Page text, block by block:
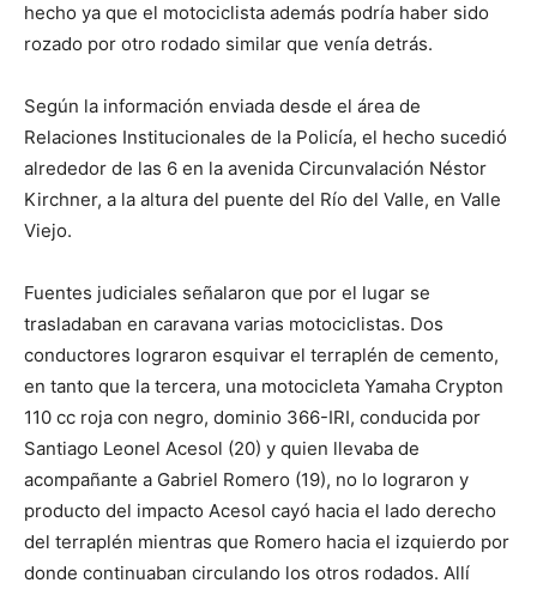
hecho ya que el motociclista además podría haber sido
rozado por otro rodado similar que venía detrás.
Según la información enviada desde el área de
Relaciones Institucionales de la Policía, el hecho sucedió
alrededor de las 6 en la avenida Circunvalación Néstor
Kirchner, a la altura del puente del Río del Valle, en Valle
Viejo.
Fuentes judiciales señalaron que por el lugar se
trasladaban en caravana varias motociclistas. Dos
conductores lograron esquivar el terraplén de cemento,
en tanto que la tercera, una motocicleta Yamaha Crypton
110 cc roja con negro, dominio 366-IRI, conducida por
Santiago Leonel Acesol (20) y quien llevaba de
acompañante a Gabriel Romero (19), no lo lograron y
producto del impacto Acesol cayó hacia el lado derecho
del terraplén mientras que Romero hacia el izquierdo por
donde continuaban circulando los otros rodados. Allí